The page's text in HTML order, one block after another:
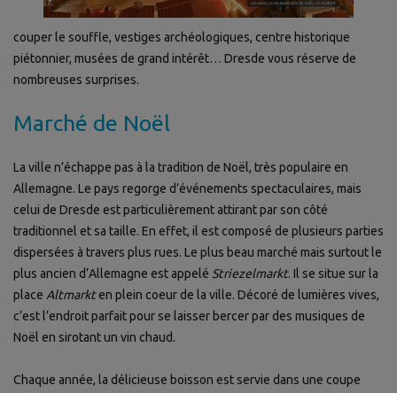
couper le souffle, vestiges archéologiques, centre historique
piétonnier, musées de grand intérêt… Dresde vous réserve de
nombreuses surprises.
Marché de Noël
La ville n’échappe pas à la tradition de Noël, très populaire en
Allemagne. Le pays regorge d’événements spectaculaires, mais
celui de Dresde est particulièrement attirant par son côté
traditionnel et sa taille. En effet, il est composé de plusieurs parties
dispersées à travers plus rues. Le plus beau marché mais surtout le
plus ancien d’Allemagne est appelé Striezelmarkt. Il se situe sur la
place Altmarkten plein coeur de la ville. Décoré de lumières vives,
c’est l’endroit parfait pour se laisser bercer par des musiques de
Noël en sirotant un vin chaud.
Chaque année, la délicieuse boisson est servie dans une coupe